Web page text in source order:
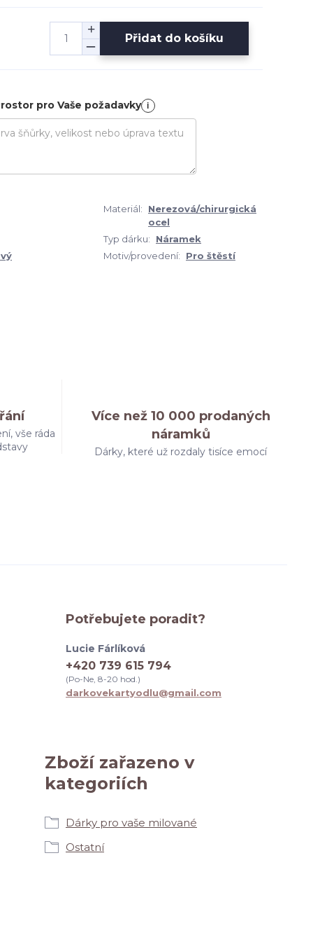
Přidat do košíku
pro Vaše požadavky i
Materiál:
Nerezová/chirurgická
ocel
Typ dárku:
Náramek
Motiv/provedení: Pro štěstí
vše ráda
Více než 10 000 prodaných
náramků
Dárky, které už rozdaly tisíce emocí
Zboží zařazeno v
kategoriích
Dárky pro vaše milované
Ostatní
Potřebujete poradit?
Lucie Fárlíková
+420 739 615 794
(Po-Ne, 8-20 hod.)
darkovekartyodlu@gmail.com